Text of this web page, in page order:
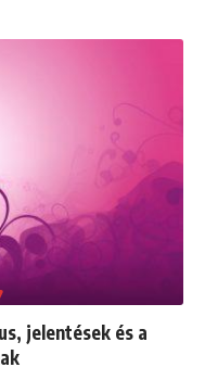
jelentések és a